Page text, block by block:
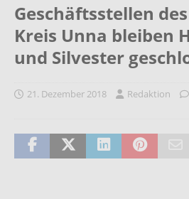
Geschäftsstellen
Kreis Unna bleiben
und Silvester
21. Dezember 2018 Redaktion